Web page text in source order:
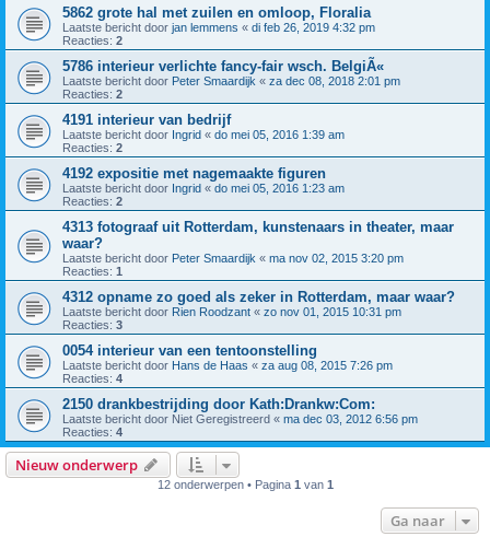
5862 grote hal met zuilen en omloop, Floralia
Laatste bericht door jan lemmens « di feb 26, 2019 4:32 pm
Reacties: 2
5786 interieur verlichte fancy-fair wsch. BelgiÃ«
Laatste bericht door Peter Smaardijk « za dec 08, 2018 2:01 pm
Reacties: 2
4191 interieur van bedrijf
Laatste bericht door Ingrid « do mei 05, 2016 1:39 am
Reacties: 2
4192 expositie met nagemaakte figuren
Laatste bericht door Ingrid « do mei 05, 2016 1:23 am
Reacties: 2
4313 fotograaf uit Rotterdam, kunstenaars in theater, maar
waar?
Laatste bericht door Peter Smaardijk « ma nov 02, 2015 3:20 pm
Reacties: 1
4312 opname zo goed als zeker in Rotterdam, maar waar?
Laatste bericht door Rien Roodzant « zo nov 01, 2015 10:31 pm
Reacties: 3
0054 interieur van een tentoonstelling
Laatste bericht door Hans de Haas « za aug 08, 2015 7:26 pm
Reacties: 4
2150 drankbestrijding door Kath:Drankw:Com:
Laatste bericht door Niet Geregistreerd « ma dec 03, 2012 6:56 pm
Reacties: 4
Nieuw onderwerp
12 onderwerpen • Pagina 1 van 1
Ga naar